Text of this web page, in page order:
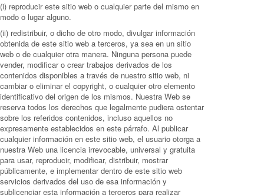
(i) reproducir este sitio web o cualquier parte del mismo en
modo o lugar alguno.
(ii) redistribuir, o dicho de otro modo, divulgar información
obtenida de este sitio web a terceros, ya sea en un sitio
web o de cualquier otra manera. Ninguna persona puede
vender, modificar o crear trabajos derivados de los
contenidos disponibles a través de nuestro sitio web, ni
cambiar o eliminar el copyright, o cualquier otro elemento
identificativo del origen de los mismos. Nuestra Web se
reserva todos los derechos que legalmente pudiera ostentar
sobre los referidos contenidos, incluso aquellos no
expresamente establecidos en este párrafo. Al publicar
cualquier información en este sitio web, el usuario otorga a
nuestra Web una licencia irrevocable, universal y gratuita
para usar, reproducir, modificar, distribuir, mostrar
públicamente, e implementar dentro de este sitio web
servicios derivados del uso de esa información y
sublicenciar esta información a terceros para realizar